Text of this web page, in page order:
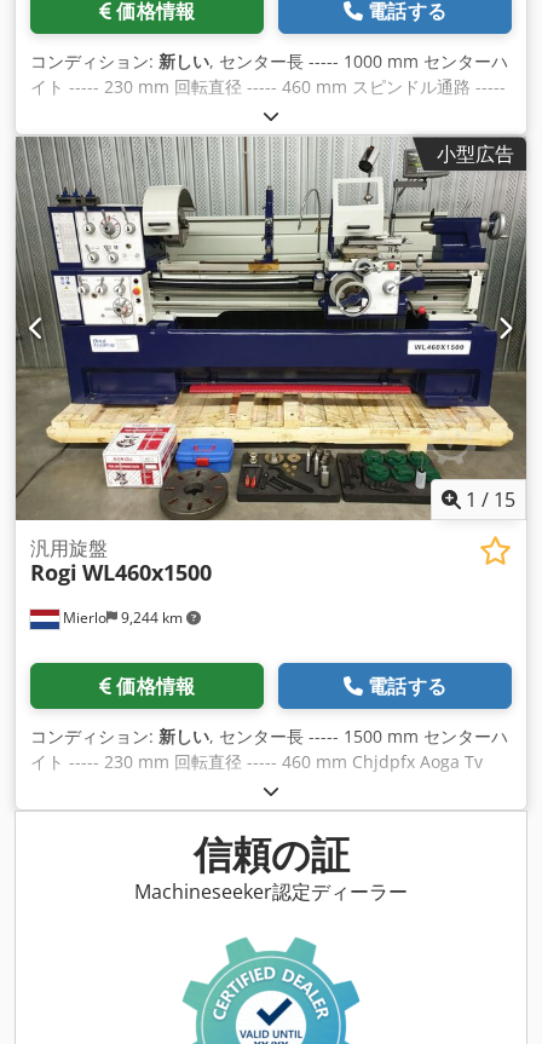
械 Rüschebrinkstr. DE - 44143 ドルトムント - ヴァンベル
価格情報 電話する
コンディション: 新しい, センター長 ----- 1000 mm センターハ
イト ----- 230 mm 回転直径 ----- 460 mm スピンドル通路 -----
58 mm Chedpfxek Iug Ts Acnja ベッド幅 ----- 300 mm 主軸
回転数 ----- 25-2000rpm モーター ----- 5.5 KW 重量 ----- 1750
kg 含まれる * SINO社製3軸デジタル表示器。 * クイックチェ
ンジチゼルホルダー Multifix TOOB2 （4種類のアタッチメント
付き * セルフセンタリング 3チャック 250mm * 独立型4連チ
ャック 320mm * チャック350mm * 固定グリップと可動グリ
ップ * LEDワークライト、冷却装置 * 電気ブレーキ（CE） * フ
ットブレーキ * 各種工具を収納する箱
小型広告
1 / 15
Mierlo 9,244 km
汎用旋盤
Rogi WL460x1500
価格情報 電話する
コンディション: 新しい, センター長 ----- 1500 mm センターハ
イト ----- 230 mm 回転直径 ----- 460 mm Chjdpfx Aoga Tv
Ejcnoa 主軸通路 ----- 58 mm ベッド幅 ----- 300 mm 主軸回転
数 ----- 25-2000rpm モーター ----- 5.5 KW 重量 ----- 2220 kg
含まれる * 3軸デジタル表示器ブランドSINO * クイックチェン
ジチゼルホルダー Multifix TOOB2型 4段 * 3 チャック 250mm
* 4 チャック 320mm * クランピングプレート 350mm * 固定
電気ブレーキ * フットブレーキ * 各種ツールを収納したボック
信頼の証
Machineseeker認定ディーラー